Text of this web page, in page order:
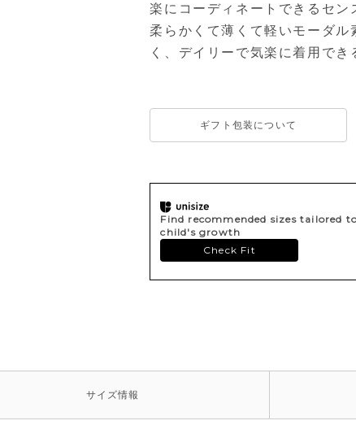
楽にコーディネートできるセン
柔らかくて薄くて軽いモーダ
く、デイリーで気楽に着用でき
ギフト包装について
Find recommended sizes tailored
child's growth
Check Fit
サイズ情報